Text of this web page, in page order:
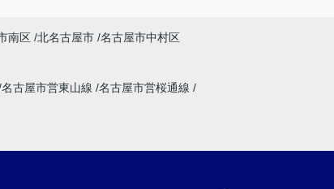
南区 北名古屋市 名古屋市中村区
名古屋市営東山線 名古屋市営桜通線